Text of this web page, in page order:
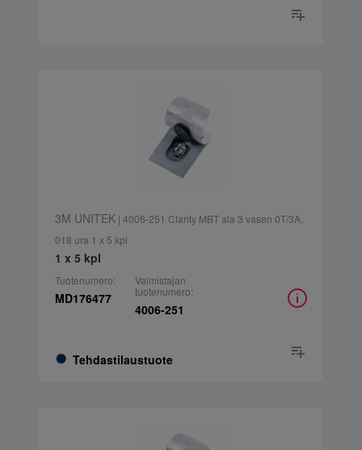
3M UNITEK| 4006-251 Clarity MBT ala 3 vasen 0T/3A,
018 ura 1 x 5 kpl
1 x 5 kpl
Tuotenumero:
MD176477
Tehdastilaustuote
Valmistajan
tuotenumero:
4006-251